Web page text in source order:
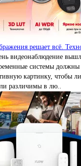
решает всё.
видеонаблюдение
системы должны
картинку, чтобы
различимы в лю..